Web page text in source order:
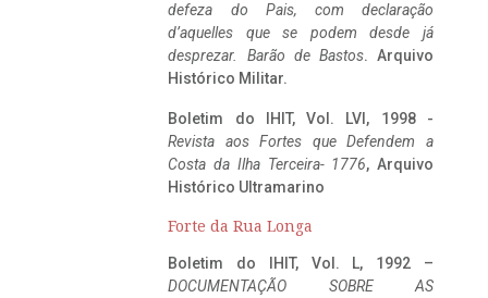
defeza do Pais, com declaração
d’aquelles que se podem desde já
desprezar. Barão de Bastos. Arquivo
Histórico Militar.
Boletim do IHIT, Vol. LVI, 1998 -
Revista aos Fortes que Defendem a
Costa da Ilha Terceira- 1776, Arquivo
Histórico Ultramarino
Forte da Rua Longa
Boletim do IHIT, Vol. L, 1992 –
DOCUMENTAÇÃO SOBRE AS